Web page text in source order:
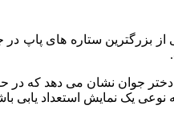
از بزرگترین ستاره های پاپ